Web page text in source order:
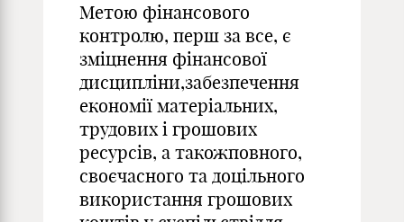
Метою фінансового
контролю, перш за все, є
зміцнення фінансової
дисципліни,забезпечення
економії матеріальних,
трудових і грошових
ресурсів, а такожповного,
своєчасного та доцільного
використання грошових